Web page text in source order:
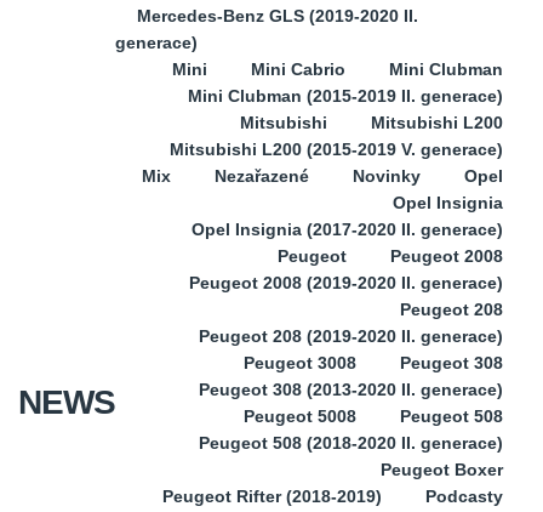
NEWS
Mercedes-Benz GLS (2019-2020 II.
generace)
Mini
Mini Cabrio
Mini Clubman
Mini Clubman (2015-2019 II. generace)
Mitsubishi
Mitsubishi L200
Mitsubishi L200 (2015-2019 V. generace)
Mix
Nezařazené Novinky
Opel
Opel Insignia
Opel Insignia (2017-2020 II. generace)
Peugeot
Peugeot 2008
Peugeot 2008 (2019-2020 II. generace)
Peugeot 208
Peugeot 208 (2019-2020 II. generace)
Peugeot 3008
Peugeot 308
Peugeot 308 (2013-2020 II. generace)
Peugeot 5008
Peugeot 508
Peugeot 508 (2018-2020 II. generace)
Peugeot Boxer
Peugeot Rifter (2018-2019)
Podcasty